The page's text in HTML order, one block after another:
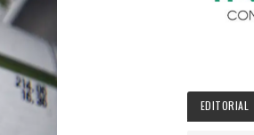
EDITORIAL